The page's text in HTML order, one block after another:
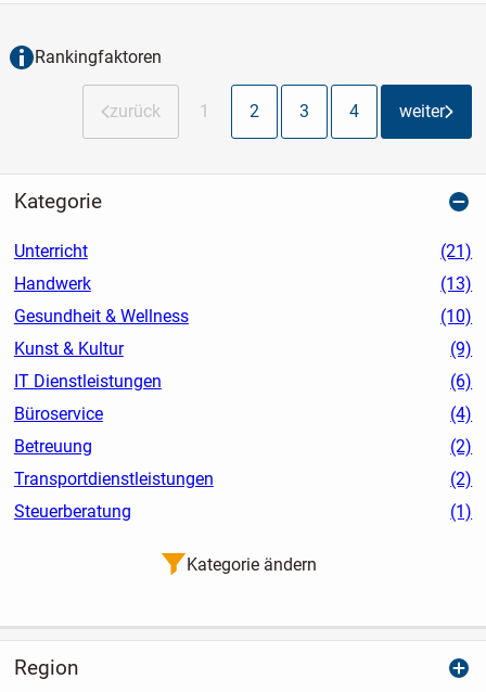
Rankingfaktoren
zurück 1 2 3 4 weiter
Kategorie
Unterricht
(21)
Handwerk
(13)
Gesundheit & Wellness
(10)
Kunst & Kultur
(9)
IT Dienstleistungen
(6)
Büroservice
(4)
Betreuung
(2)
Transportdienstleistungen
(2)
Steuerberatung
(1)
Kategorie ändern
Region